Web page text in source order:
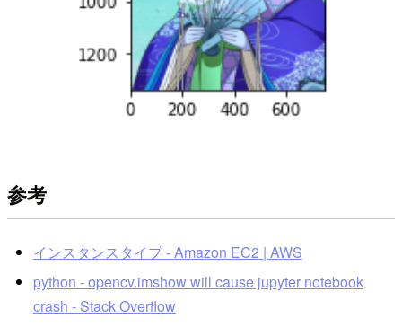
参考
インスタンスタイプ - Amazon EC2 | AWS
python - opencv.imshow will cause jupyter notebook
crash - Stack Overflow